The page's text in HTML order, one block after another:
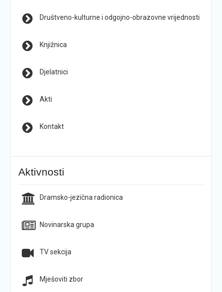
Društveno-kulturne i odgojno-obrazovne vrijednosti
Knjižnica
Djelatnici
Akti
Kontakt
Aktivnosti
Dramsko-jezična radionica
Novinarska grupa
TV sekcija
Mješoviti zbor